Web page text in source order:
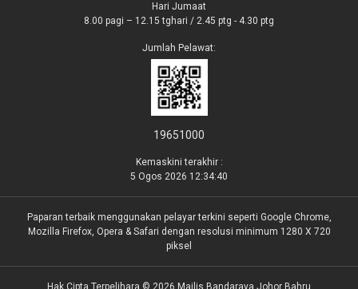
Hari Jumaat
8.00 pagi – 12.15 tghari / 2.45 ptg - 4.30 ptg
Jumlah Pelawat:
19651000
Kemaskini terakhir :
5 Ogos 2026 12:34:40
Paparan terbaik menggunakan pelayar terkini seperti Google Chrome,
Mozilla Firefox, Opera & Safari dengan resolusi minimum 1280 X 720
piksel